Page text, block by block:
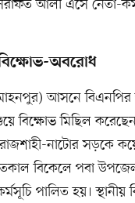
আলী এসে নেতা-
অবরোধ
আসনে বিএনপির
বিক্ষোভ মিছিল
নাটোর সড়কে
বিকেলে পবা
পালিত হয়। স্থানীয়